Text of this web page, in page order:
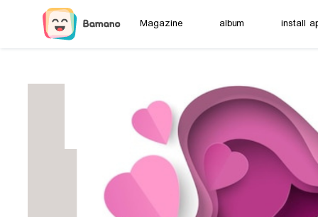
Magazine album install